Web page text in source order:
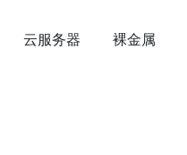
云服务器 裸金属